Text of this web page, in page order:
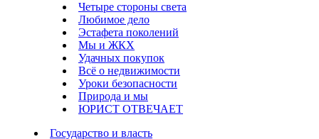
Четыре стороны света
Любимое дело
Эстафета поколений
Мы и ЖКХ
Удачных покупок
Всё о недвижимости
Уроки безопасности
Природа и мы
ЮРИСТ ОТВЕЧАЕТ
Государство и власть